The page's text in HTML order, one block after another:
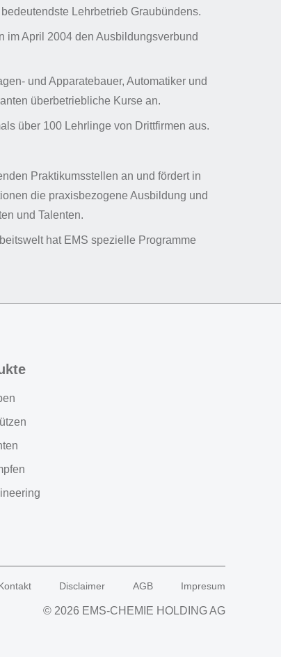
Lehrbetrieb Graubündens.
im April 2004 den Ausbildungsverbund
und Apparatebauer, Automatiker und
überbetriebliche Kurse an.
über 100 Lehrlinge von Drittfirmen aus.
Praktikumsstellen an und fördert in
die praxisbezogene Ausbildung und
und Talenten.
hat EMS spezielle Programme
Disclaimer AGB Impresum
© 2026 EMS-CHEMIE HOLDING AG